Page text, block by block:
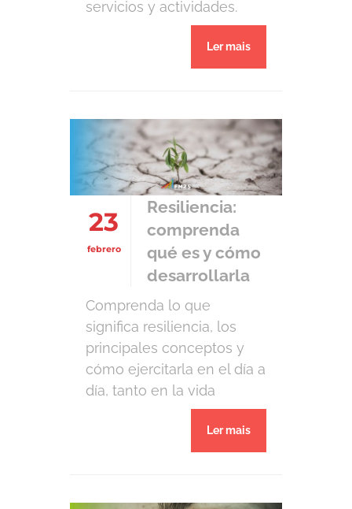
servicios y actividades.
Idealmente, se lleva a
cabo mediante moldes
que representan la mejor
manera más segura, fácil,
barata y confiable de un
operador para garantizar la
calidad. La estandarización
generalmente abarca los
estándares técnicos
(especificaciones) del […]
Ler mais
23
febrero
Resiliencia:
comprenda
qué es y cómo
desarrollarla
Comprenda lo que
significa resiliencia, los
principales conceptos y
cómo ejercitarla en el día a
día, tanto en la vida
profesional como personal.
La resiliencia es la
capacidad de adaptarse a
Ler mais